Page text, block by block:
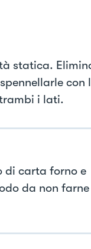
statica.
con
i lati.
di carta forno e
da non farne